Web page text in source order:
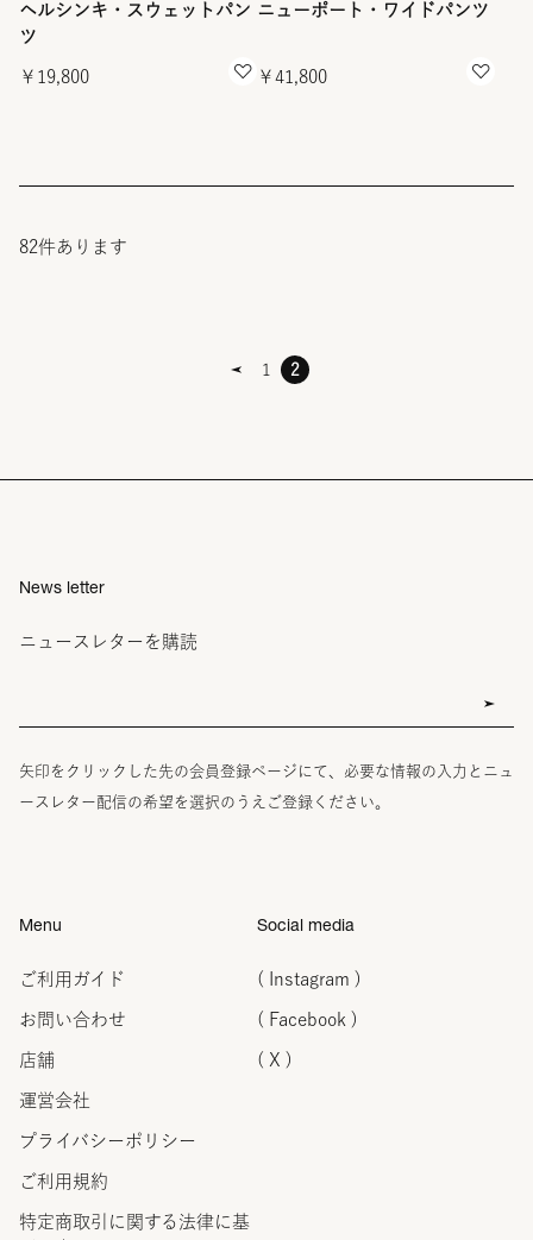
ヘルシンキ・スウェットパン
ツ
￥19,800
ニューポート・ワイドパンツ
￥41,800
82件あります
1 2
News letter
ニュースレターを購読
矢印をクリックした先の会員登録ページにて、必要な情報の入力とニュ
ースレター配信の希望を選択のうえご登録ください。
Menu
ご利用ガイド
お問い合わせ
店舗
運営会社
プライバシーポリシー
ご利用規約
特定商取引に関する法律に基
Social media
( Instagram )
( Facebook )
( X )